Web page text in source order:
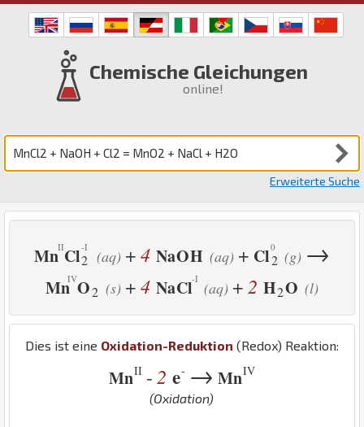
Chemische Gleichungen
online!
Erweiterte Suche
Mn Cl2 (aq) +4 NaOH (aq) + Cl2 (g) →
Mn O2 (s) +4 NaCl (aq) + 2 H2O (l)
Dies ist eine Oxidation-Reduktion (Redox) Reaktion:
MnII - 2 e- → MnIV
(Oxidation)